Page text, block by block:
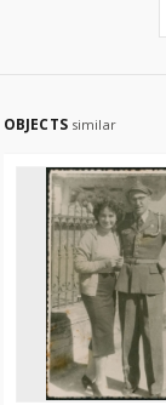
OBJECTS similar